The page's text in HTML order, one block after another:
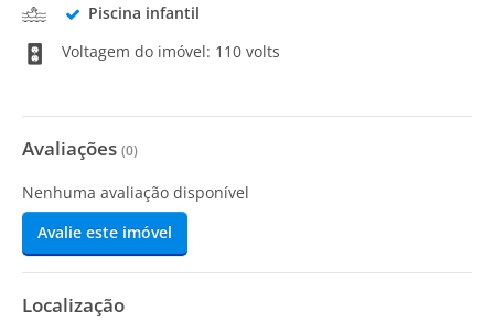
Piscina infantil
Voltagem do imóvel: 110 volts
Avaliações (0)
Nenhuma avaliação disponível
Avalie este imóvel
Localização